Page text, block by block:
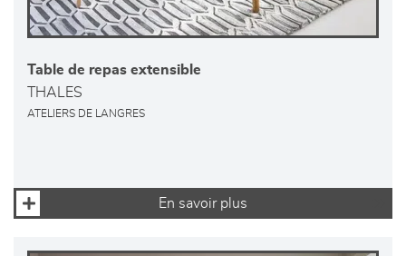
Table de repas extensible
THALES
ATELIERS DE LANGRES
En savoir plus